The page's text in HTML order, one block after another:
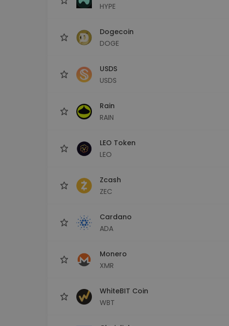
HYPE
Dogecoin
DOGE
USDS
USDS
Rain
RAIN
LEO Token
LEO
Zcash
ZEC
Cardano
ADA
Monero
XMR
WhiteBIT Coin
WBT